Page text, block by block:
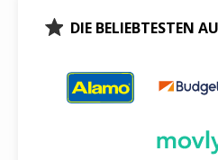
DIE BELIEBTESTEN